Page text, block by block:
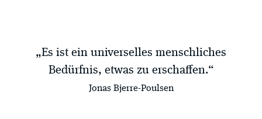
„Es ist ein universelles menschliches
Bedürfnis, etwas zu erschaffen.“
Jonas Bjerre-Poulsen